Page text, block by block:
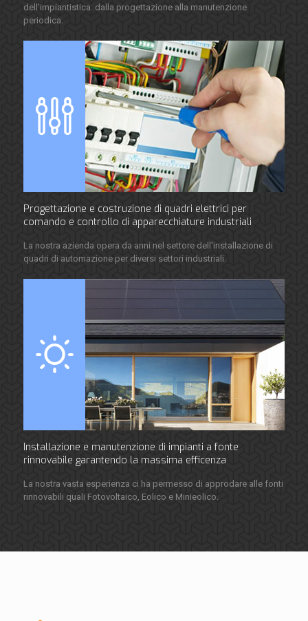
dell'impiantistica: dalla progettazione alla manutenzione
periodica.
Progettazione e costruzione di quadri elettrici per
comando e controllo di apparecchiature industriali
La nostra azienda opera da anni nel settore dell'installazione di
quadri di automazione per diversi settori industriali.
Installazione e manutenzione di impianti a fonte
rinnovabile garantendo la massima efficenza
La nostra vasta esperienza ci ha permesso di approdare alle fonti
rinnovabili quali Fotovoltaico, Eolico e Minieolico.